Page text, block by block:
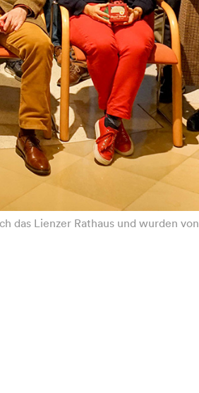
das Lienzer Rathaus und wurden